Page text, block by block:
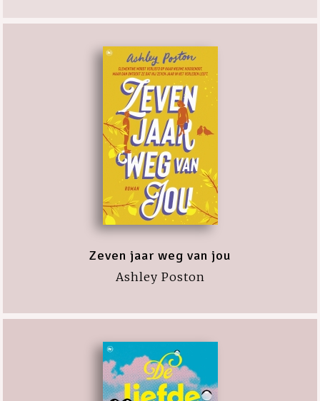
Zeven jaar weg van jou
Ashley Poston